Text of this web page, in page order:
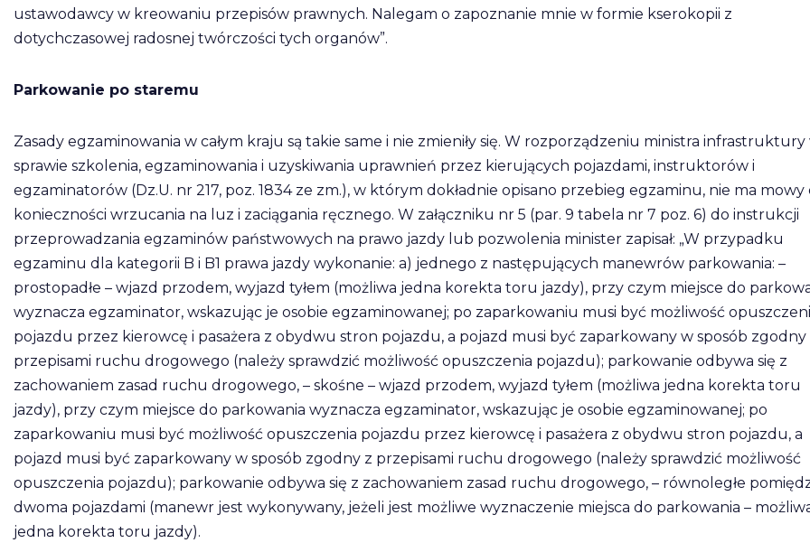
ustawodawcy w kreowaniu przepisów prawnych. Nalegam o zapoznanie mnie w formie kserokopii z
dotychczasowej radosnej twórczości tych organów”.
Parkowanie po staremu
Zasady egzaminowania w całym kraju są takie same i nie zmieniły się. W rozporządzeniu ministra infrastruktury
sprawie szkolenia, egzaminowania i uzyskiwania uprawnień przez kierujących pojazdami, instruktorów i
egzaminatorów (Dz.U. nr 217, poz. 1834 ze zm.), w którym dokładnie opisano przebieg egzaminu, nie ma mowy
konieczności wrzucania na luz i zaciągania ręcznego. W załączniku nr 5 (par. 9 tabela nr 7 poz. 6) do instrukcji
przeprowadzania egzaminów państwowych na prawo jazdy lub pozwolenia minister zapisał: „W przypadku
egzaminu dla kategorii B i B1 prawa jazdy wykonanie: a) jednego z następujących manewrów parkowania: –
prostopadłe – wjazd przodem, wyjazd tyłem (możliwa jedna korekta toru jazdy), przy czym miejsce do
wyznacza egzaminator, wskazując je osobie egzaminowanej; po zaparkowaniu musi być możliwość
pojazdu przez kierowcę i pasażera z obydwu stron pojazdu, a pojazd musi być zaparkowany w sposób zgodny
przepisami ruchu drogowego (należy sprawdzić możliwość opuszczenia pojazdu); parkowanie odbywa się z
zachowaniem zasad ruchu drogowego, – skośne – wjazd przodem, wyjazd tyłem (możliwa jedna korekta toru
jazdy), przy czym miejsce do parkowania wyznacza egzaminator, wskazując je osobie egzaminowanej; po
zaparkowaniu musi być możliwość opuszczenia pojazdu przez kierowcę i pasażera z obydwu stron pojazdu, a
pojazd musi być zaparkowany w sposób zgodny z przepisami ruchu drogowego (należy sprawdzić możliwość
opuszczenia pojazdu); parkowanie odbywa się z zachowaniem zasad ruchu drogowego, – równoległe
dwoma pojazdami (manewr jest wykonywany, jeżeli jest możliwe wyznaczenie miejsca do parkowania –
jedna korekta toru jazdy).